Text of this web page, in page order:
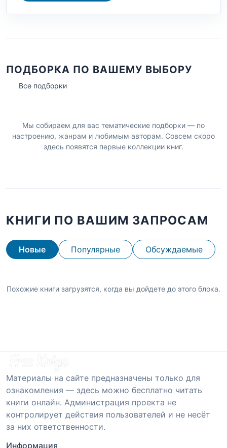
ПОДБОРКА ПО ВАШЕМУ ВЫБОРУ
Все подборки
Мы собираем для вас тематические подборки — по
настроению, жанрам и любимым авторам. Совсем скоро
здесь появятся первые коллекции книг.
КНИГИ ПО ВАШИМ ЗАПРОСАМ
Новые Популярные Обсуждаемые
Похожие книги загрузятся, когда вы дойдете до этого блока.
Материалы на сайте предназначены только для
ознакомления — здесь можно бесплатно читать
книги онлайн. Администрация проекта не
контролирует действия пользователей и не несёт
за них ответственности.
Информация